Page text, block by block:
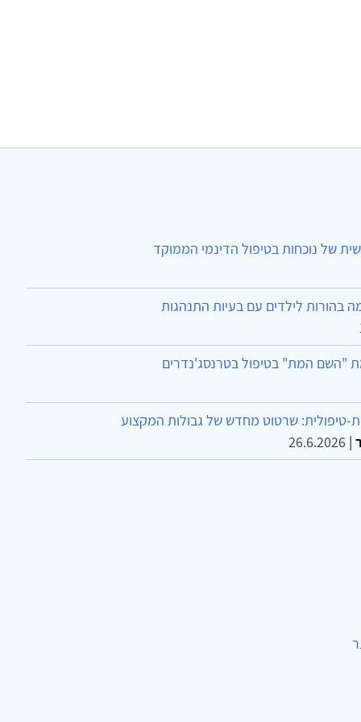
של נוכחות בטיפול הדינמי הממוקד
בהורות לילדים עם בעיות התנהגות
"השם המת" בטיפול בטרנסג'נדרים
טיפולית: שרטוט מחדש של גבולות המקצוע
|
26.6.2026